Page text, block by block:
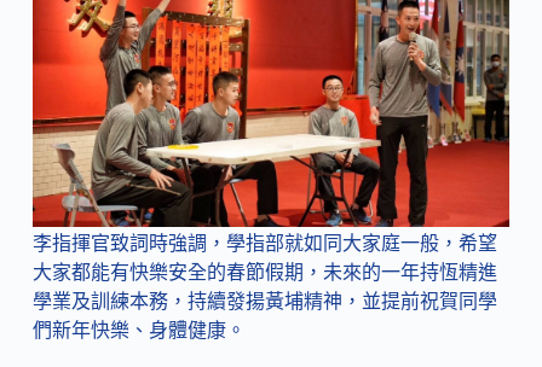
李指揮官致詞時強調，學指部就如同大家庭一般，希望
大家都能有快樂安全的春節假期，未來的一年持恆精進
學業及訓練本務，持續發揚黃埔精神，並提前祝賀同學
們新年快樂、身體健康。